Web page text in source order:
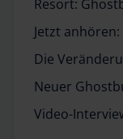
Resort:
Jetzt
Die
Neuer
Video-